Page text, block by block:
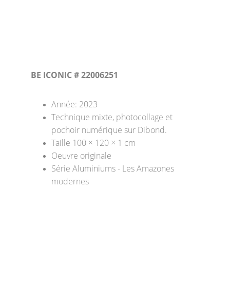
BE ICONIC # 22006251
Année: 2023
Technique mixte, photocollage et
pochoir numérique sur Dibond.
Taille 100 × 120 × 1 cm
Oeuvre originale
Série Aluminiums - Les Amazones
modernes